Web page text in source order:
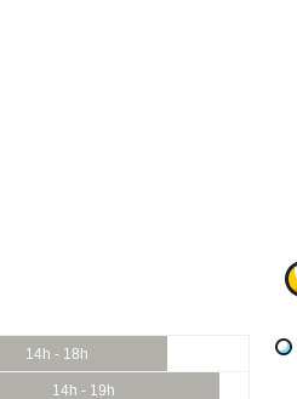
14h - 18h
14h - 19h